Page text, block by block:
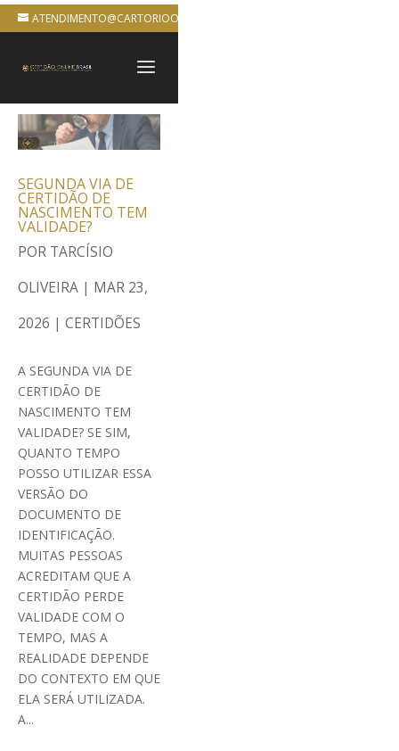
ATENDIMENTO@CARTORIOONLINEBRASIL.COM.BR
SEGUNDA VIA DE
CERTIDÃO DE
NASCIMENTO TEM
VALIDADE?
POR TARCÍSIO
OLIVEIRA | MAR 23,
2026 | CERTIDÕES
A SEGUNDA VIA DE
CERTIDÃO DE
NASCIMENTO TEM
VALIDADE? SE SIM,
QUANTO TEMPO
POSSO UTILIZAR ESSA
VERSÃO DO
DOCUMENTO DE
IDENTIFICAÇÃO.
MUITAS PESSOAS
ACREDITAM QUE A
CERTIDÃO PERDE
VALIDADE COM O
TEMPO, MAS A
REALIDADE DEPENDE
DO CONTEXTO EM QUE
ELA SERÁ UTILIZADA.
A...